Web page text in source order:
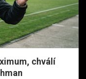
chválí